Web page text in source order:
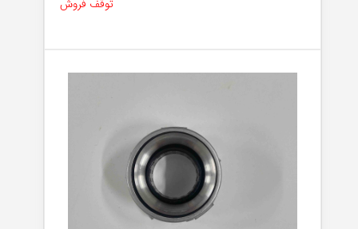
توقف فروش